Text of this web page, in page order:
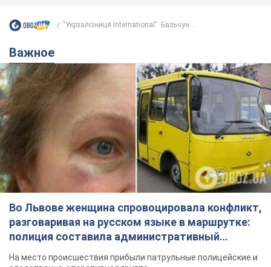
"Укрзалізниця Іnternational": Бальчун...
Важное
Во Львове женщина спровоцировала конфликт,
разговаривая на русском языке в маршрутке:
полиция составила административный
протокол. Видео
На место происшествия прибыли патрульные полицейские и